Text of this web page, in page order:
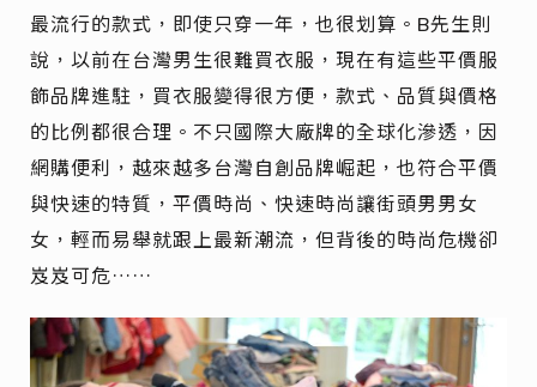
最流行的款式，即使只穿一年，也很划算。B先生則
說，以前在台灣男生很難買衣服，現在有這些平價服
飾品牌進駐，買衣服變得很方便，款式、品質與價格
的比例都很合理。不只國際大廠牌的全球化滲透，因
網購便利，越來越多台灣自創品牌崛起，也符合平價
與快速的特質，平價時尚、快速時尚讓街頭男男女
女，輕而易舉就跟上最新潮流，但背後的時尚危機卻
岌岌可危……